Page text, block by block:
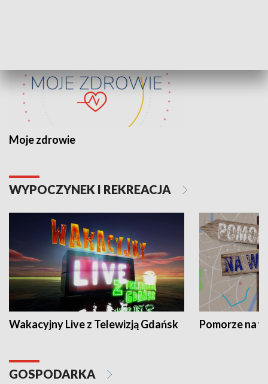
Moje zdrowie
WYPOCZYNEK I REKREACJA
Wakacyjny Live z Telewizją Gdańsk Pomorze na
GOSPODARKA